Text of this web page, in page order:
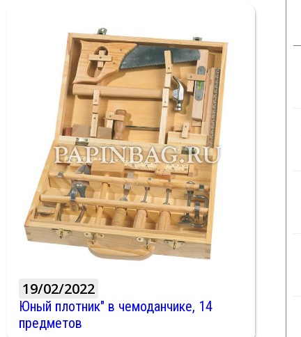
19/02/2022
Юный плотник" в чемоданчике, 14
предметов